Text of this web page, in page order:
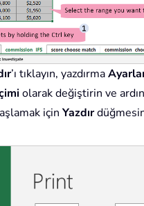
’ı tıklayın, yazdırma
olarak değiştirin ve
için Yazdır